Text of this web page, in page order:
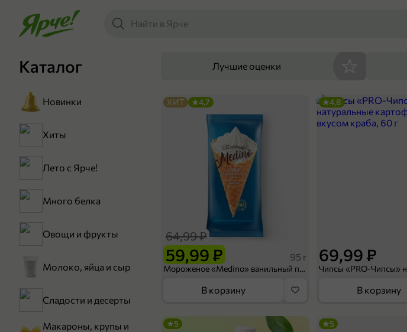
Каталог
Новинки
Хиты
Лето с Ярче!
Много белка
Овощи и фрукты
Молоко, яйца и сыр
Сладости и десерты
Макароны, крупы и
Лучшие оценки
59,99 ₽
64,99 ₽
95 г
Мороженое «Medino» ванильный пломбир в рожке, 95 г
ХИТ 4,7
В корзину
69,99 ₽
4,8
В корзину
5 5